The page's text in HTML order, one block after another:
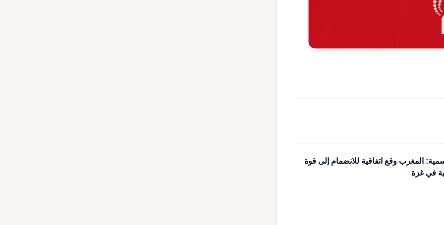
المغرب وقع اتفاقية للانضمام إلى قوة
في غزة